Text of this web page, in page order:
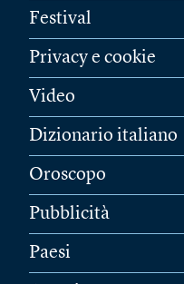
Festival
Privacy e cookie
Video
Dizionario italiano
Oroscopo
Pubblicità
Paesi